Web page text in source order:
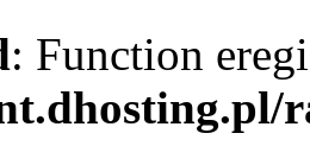
: Function